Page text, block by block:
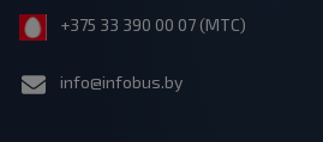
+375 33 390 00 07 (МТС)
info@infobus.by